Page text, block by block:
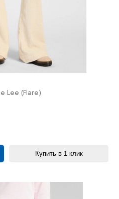
Lee (Flare)
Купить в 1 клик